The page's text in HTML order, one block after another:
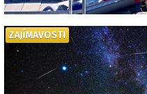
ZAJÍMAVOSTI